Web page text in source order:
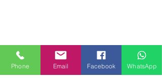
MILANHOUSES
Phone Email Facebook WhatsApp